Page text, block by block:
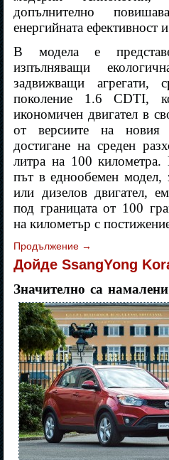
допълнително
енергийната ефективност
В модела е
изпълняващи
задвижващи агрегати,
поколение 1.6 CDTI,
икономичен двигател в
от версиите на новия
достигане на среден
литра на 100
път в еднообемен модел,
или дизелов двигател,
под границата от 100
на километър с
Продължение →
Дойде SsangYong
Значително са